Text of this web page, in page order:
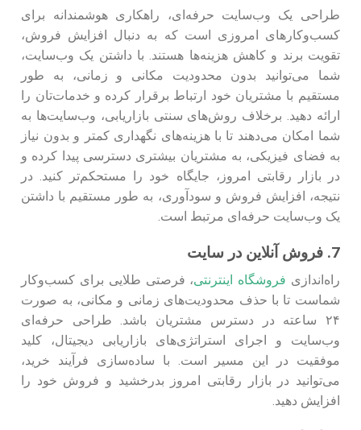
طراحی یک وب‌سایت حرفه‌ای، راهکاری هوشمندانه برای
کسب‌وکارهای امروزی است که به دنبال افزایش فروش،
تقویت برند و کاهش هزینه‌ها هستند. با داشتن یک وب‌سایت،
شما می‌توانید بدون محدودیت مکانی و زمانی، به طور
مستقیم با مشتریان خود ارتباط برقرار کرده و خدمات‌تان را
ارائه دهید. برخلاف روش‌های سنتی بازاریابی، وب‌سایت‌ها به
شما امکان می‌دهند تا با هزینه‌های نگهداری کمتر و بدون نیاز
به فضای فیزیکی، به مشتریان بیشتری دسترسی پیدا کرده و
در بازار رقابتی امروز، جایگاه خود را مستحکم‌تر کنید. در
نتیجه، افزایش فروش و سودآوری، به طور مستقیم با داشتن
یک وب‌سایت حرفه‌ای مرتبط است.
7. فروش آنلاین در سایت
راه‌اندازی فروشگاه اینترنتی، فرصتی طلایی برای کسب‌وکار
شماست تا با حذف محدودیت‌های زمانی و مکانی، به صورت
۲۴ ساعته در دسترس مشتریان باشد. طراحی حرفه‌ای
وب‌سایت و اجرای استراتژی‌های بازاریابی دیجیتال، کلید
موفقیت در این مسیر است. با ساده‌سازی فرآیند خرید،
می‌توانید در بازار رقابتی امروز بدرخشید و فروش خود را
افزایش دهید.